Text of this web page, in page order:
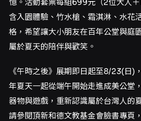
含入園體驗、竹水槍、霜淇淋、水花
格，希望讓大小朋友在百年公堂與庭
屬於夏天的陪伴與歡笑。
《午時之後》展期即日起至8/23(日)
年夏天一起從端午開始走進成美公堂
器物與遊戲，重新認識屬於台灣人的
請參閱頂新和德文教基金會臉書專頁